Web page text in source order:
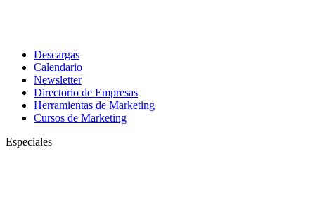
Descargas
Calendario
Newsletter
Directorio de Empresas
Herramientas de Marketing
Cursos de Marketing
Especiales